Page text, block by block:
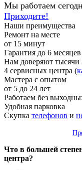
Мы работаем
Приходите!
Наши преимущества
Ремонт на месте
от 15 минут
Гарантия до 6 месяцев
Нам доверяют тысячи
4 сервисных центра (
Мастера с опытом
от 5 до 24 лет
Работаем без
Удобная парковка
Скупка телефонов и
Что в большей
центра?